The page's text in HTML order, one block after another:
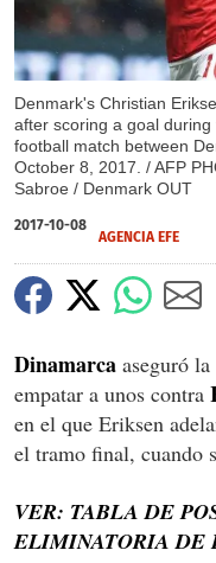
Denmark's Christian
after scoring a goal
football match between
October 8, 2017. / AFP
Sabroe / Denmark OUT
2017-10-08
AGENCIA EFE
Dinamarca aseguró
empatar a unos contra
en el que Eriksen
el tramo final, cuando
VER: TABLA DE
ELIMINATORIA DE